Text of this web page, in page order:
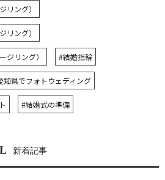
リング）
リング）
ジリング） #結婚指輪
知県でフォトウェディング
#結婚式の準備
新着記事